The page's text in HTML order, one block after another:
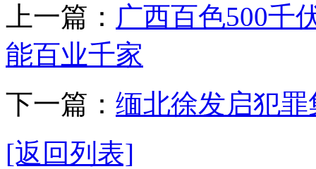
上一篇： 广西百色500千
能百业千家
下一篇： 缅北徐发启犯
[返回列表]